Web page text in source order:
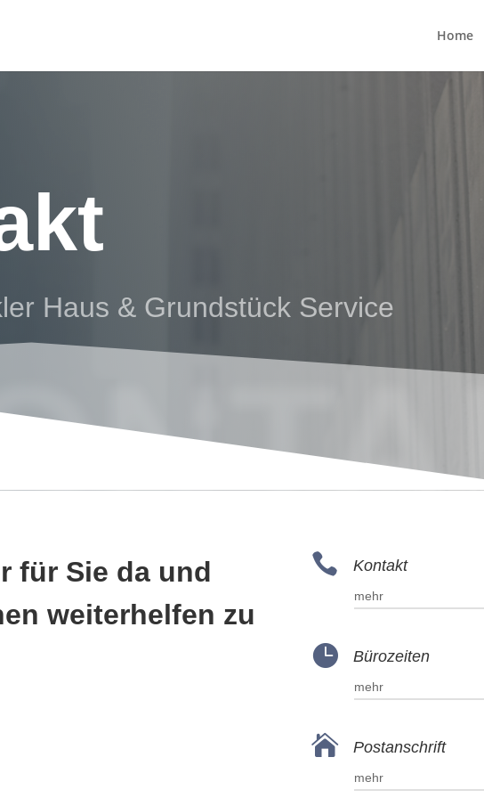
Home
Haus & Grundstück Service
für Sie da und
weiterhelfen zu
 Kontakt
mehr
 Bürozeiten
mehr
 Postanschrift
mehr